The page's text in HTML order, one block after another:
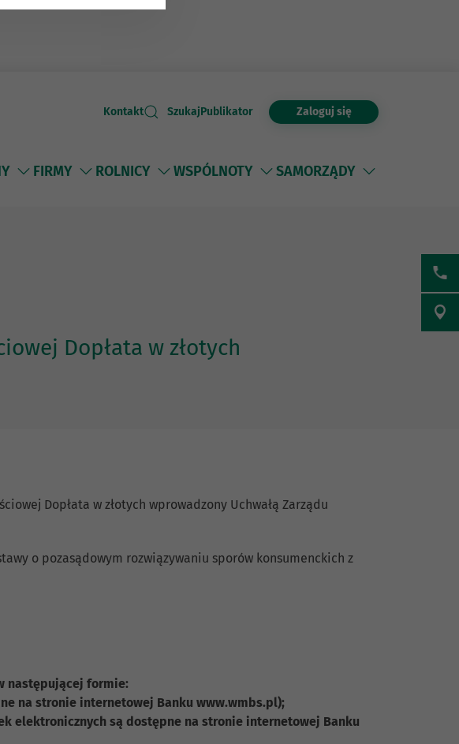
Kontakt SzukajPublikator Zaloguj się
FIRMY ROLNICY WSPÓLNOTY SAMORZĄDY
Dopłata w złotych
Dopłata w złotych wprowadzony Uchwałą Zarządu
o pozasądowym rozwiązywaniu sporów konsumenckich z
następującej formie:
na stronie internetowej Banku www.wmbs.pl);
elektronicznych są dostępne na stronie internetowej Banku